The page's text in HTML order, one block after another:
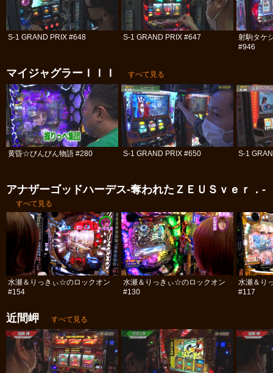
S-1 GRAND PRIX #648 S-1 GRAND PRIX #647
射駒タケ
#946
マイジャグラーＩＩＩ すべて見る
黄昏☆びんびん物語 #280 S-1 GRAND PRIX #650 S-1
アナザーゴッドハーデス-奪われたＺＥＵＳｖｅｒ．-
すべて見る
水瀬＆りっきぃ☆のロックオン
#154
水瀬＆りっきぃ☆のロックオン
#130
水瀬＆り
#117
近間岬 すべて見る